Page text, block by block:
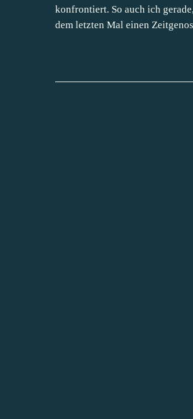
konfrontiert. So auch ich
dem letzten Mal einen